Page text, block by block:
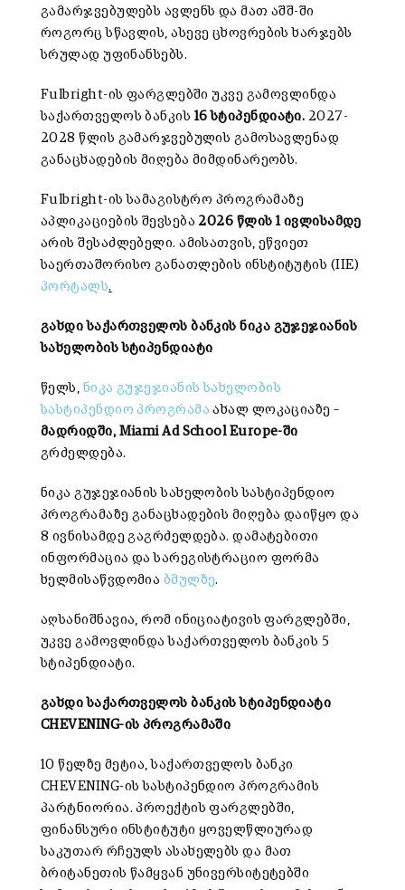
გამარჯვებულებს ავლენს და მათ აშშ-ში
როგორც სწავლის, ასევე ცხოვრების ხარჯებს
სრულად უფინანსებს.
Fulbright-ის ფარგლებში უკვე გამოვლინდა
საქართველოს ბანკის 16 სტიპენდიატი. 2027-
2028 წლის გამარჯვებულის გამოსავლენად
განაცხადების მიღება მიმდინარეობს.
Fulbright-ის სამაგისტრო პროგრამაზე
აპლიკაციების შევსება 2026 წლის 1 ივლისამდე
არის შესაძლებელი. ამისათვის, ეწვიეთ
საერთაშორისო განათლების ინსტიტუტის (IIE)
პორტალს.
გახდი საქართველოს ბანკის ნიკა გუჯეჯიანის
სახელობის სტიპენდიატი
წელს, ნიკა გუჯეჯიანის სახელობის
სასტიპენდიო პროგრამა ახალ ლოკაციაზე –
მადრიდში, Miami Ad School Europe-ში
გრძელდება.
ნიკა გუჯეჯიანის სახელობის სასტიპენდიო
პროგრამაზე განაცხადების მიღება დაიწყო და
8 ივნისამდე გაგრძელდება. დამატებითი
ინფორმაცია და სარეგისტრაციო ფორმა
ხელმისაწვდომია ბმულზე.
აღსანიშნავია, რომ ინიციატივის ფარგლებში,
უკვე გამოვლინდა საქართველოს ბანკის 5
სტიპენდიატი.
გახდი საქართველოს ბანკის სტიპენდიატი
CHEVENING-ის პროგრამაში
10 წელზე მეტია, საქართველოს ბანკი
CHEVENING-ის სასტიპენდიო პროგრამის
პარტნიორია. პროექტის ფარგლებში,
ფინანსური ინსტიტუტი ყოველწლიურად
საკუთარ რჩეულს ასახელებს და მათ
ბრიტანეთის წამყვან უნივერსიტეტებში